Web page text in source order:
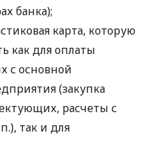
банка);
карта, которую
как для оплаты
с основной
(закупка
расчеты с
), так и для